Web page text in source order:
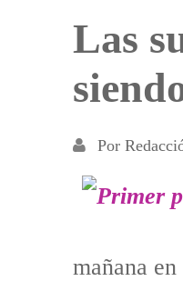
Las
Por
mañana